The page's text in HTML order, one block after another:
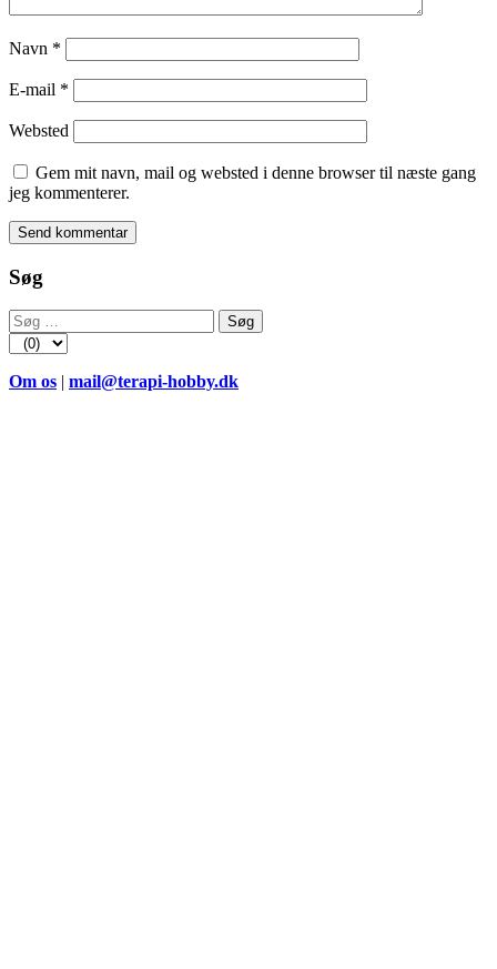
Navn *
E-mail *
Websted
Gem mit navn, mail og websted i denne browser til næste gang
jeg kommenterer.
Søg
Søg
efter:
Om os | mail@terapi-hobby.dk